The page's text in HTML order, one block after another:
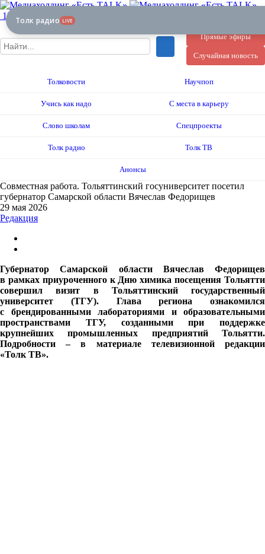
12+
Прямые эфиры
Случайная новость
Толковости Научпоп
Учись как надо С места в карьеру
Слово школам Спецпроекты
Толк радио Толк ТВ
Анонсы
Совместная работа. Тольяттинский госуниверситет посетил
губернатор Самарской области Вячеслав Федорищев
29 мая 2026
Редакция
Губернатор Самарской области Вячеслав Федорищев
в рамках приуроченного к Дню химика посещения Тольятти
совершил визит в Тольяттинский государственный
университет (ТГУ). Глава региона ознакомился
с брендированными лабораториями и образовательными
пространствами ТГУ, созданными при поддержке
крупнейших промышленных предприятий Тольятти.
Подробности – в материале телевизионной редакции
«Толк ТВ».
Толк радио LIVE